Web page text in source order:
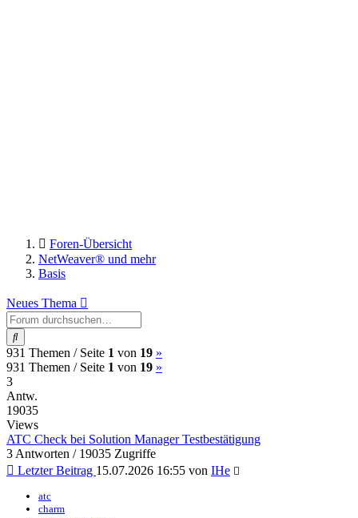
Foren-Übersicht
NetWeaver® und mehr
Basis
Neues Thema
Suche
931 Themen / Seite 1 von 19 (current)
»
931 Themen / Seite 1 von 19 (current)
»
3
Antw.
19035
Views
ATC Check bei Solution Manager Testbestätigung
3 Antworten / 19035 Zugriffe
Letzter Beitrag 15.07.2026 16:55 von IHe
atc
charm